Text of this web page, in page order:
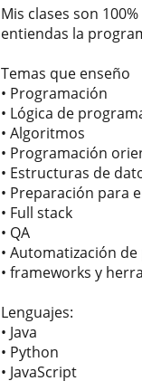
Mis clases son
entiendas la
Temas que enseño
• Programación
• Lógica de
• Algoritmos
• Programación
• Estructuras de
• Preparación para
• ⁠Full stack
• ⁠QA
• ⁠Automatización
• ⁠frameworks y
Lenguajes:
• Java
• Python
• JavaScript